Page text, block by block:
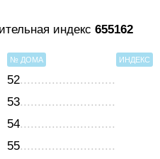
индекс 655162
№ ДОМА ИНДЕКС
52
53
54
55